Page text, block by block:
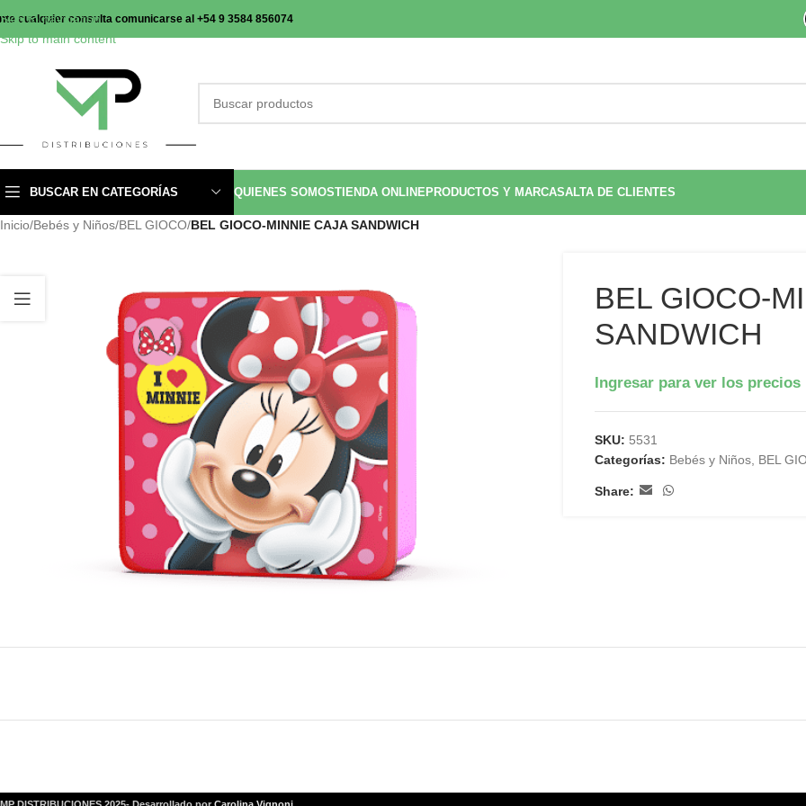
Skip to navigation
Skip to main content
cualquier consulta comunicarse al +54 9 3584 856074
BUSCAR EN CATEGORÍAS QUIENES SOMOSTIENDA ONLINEPRODUCTOS Y MARCASALTA DE CLIENTES
Inicio/Bebés y Niños/BEL GIOCO/BEL GIOCO-MINNIE CAJA SANDWICH
BEL GIOCO-
SANDWICH
Ingresar para ver los precios
SKU: 5531
Categorías: Bebés y Niños, BEL
Share: